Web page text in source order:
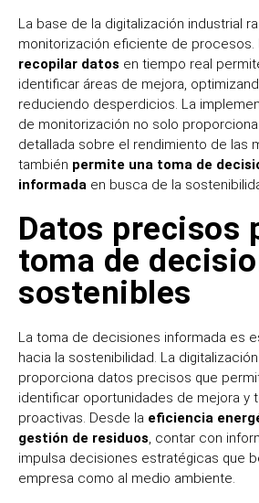
La base de la digitalización industrial
monitorización eficiente de procesos.
recopilar datos en tiempo real
identificar áreas de mejora,
reduciendo desperdicios. La
de monitorización no solo
detallada sobre el rendimiento de las
también permite una toma de
informada en busca de la
Datos precisos
toma de
sostenibles
La toma de decisiones informada es
hacia la sostenibilidad. La
proporciona datos precisos que
identificar oportunidades de mejora y
proactivas. Desde la eficiencia
gestión de residuos, contar con
impulsa decisiones estratégicas que
empresa como al medio ambiente.